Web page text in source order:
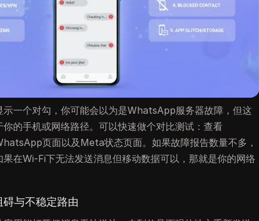
示一个对勾，你可能会以为是WhatsApp服务器故障，但这
的手机或网络路径。可以快速做个对比测试：查看
页面以及Meta状态页面。如果故障报告数量不多，
果在Wi-Fi下无法发送消息但移动数据可以，那就是你的网络
与不稳定路由